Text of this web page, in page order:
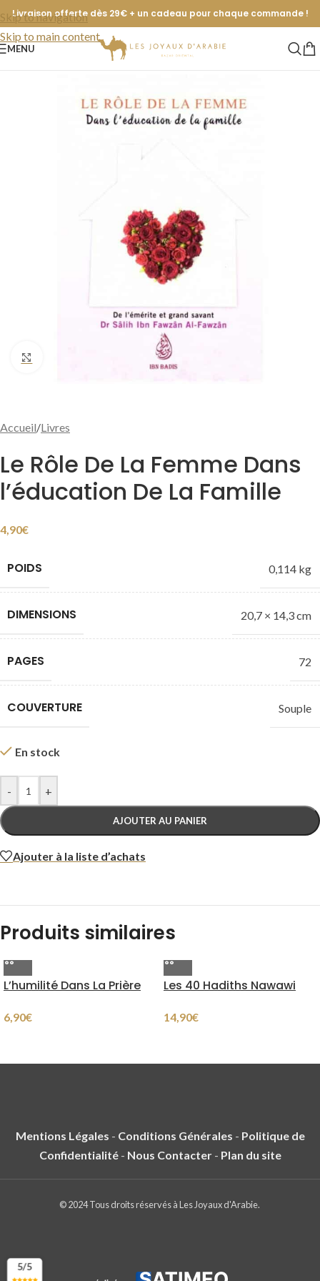
Skip to navigation
Skip to main content
Livraison offerte dès 29€ + un cadeau pour chaque commande !
MENU
Accueil/Livres
Le Rôle De La Femme Dans
l’éducation De La Famille
4,90€
POIDS 0,114 kg
DIMENSIONS 20,7 × 14,3 cm
PAGES 72
COUVERTURE Souple
En stock
- +
AJOUTER AU PANIER
Ajouter à la liste d’achats
Produits similaires
L’humilité Dans La Prière
6,90€
Les 40 Hadiths Nawawi
14,90€
Mentions Légales - Conditions Générales - Politique de
Confidentialité- Nous Contacter- Plan du site
© 2024 Tous droits réservés à Les Joyaux d'Arabie.
5/5